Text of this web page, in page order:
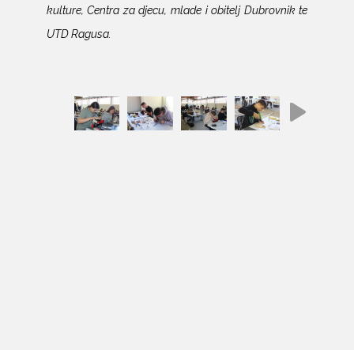
kulture, Centra za djecu, mlade i obitelj Dubrovnik te
UTD Ragusa.